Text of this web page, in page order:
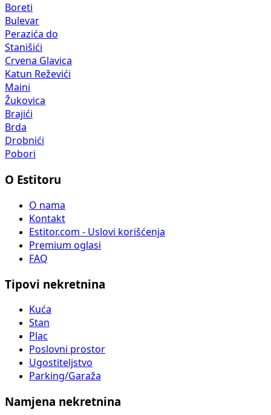
Boreti
Bulevar
Perazića do
Stanišići
Crvena Glavica
Katun Reževići
Maini
Žukovica
Brajići
Brda
Drobnići
Pobori
O Estitoru
O nama
Kontakt
Estitor.com - Uslovi korišćenja
Premium oglasi
FAQ
Tipovi nekretnina
Kuća
Stan
Plac
Poslovni prostor
Ugostiteljstvo
Parking/Garaža
Namjena nekretnina